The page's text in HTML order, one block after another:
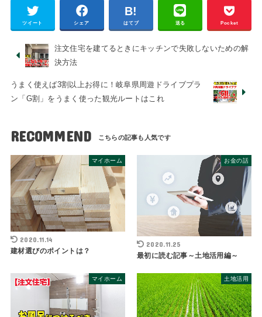
ツイート シェア はてブ 送る Pocket
注文住宅を建てるときにキッチンで失敗しないための解
決方法
うまく使えば3割以上お得に！岐阜県周遊ドライブプラ
ン「G割」をうまく使った観光ルートはこれ
RECOMMEND
マイホーム
2020.11.14
建材選びのポイントは？
お金の話
2020.11.25
最初に読む記事～土地活用編～
マイホーム 土地活用